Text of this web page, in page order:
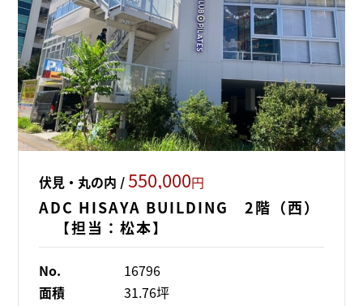
伏見・丸の内 /550,000円
ADC HISAYA BUILDING 2階（西）
【担当：松本】
No.
16796
面積
31.76坪